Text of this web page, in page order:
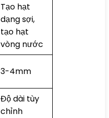
Tạo hạt
dạng sợi,
tạo hạt
vòng nước
3-4mm
Độ dài tùy
chỉnh